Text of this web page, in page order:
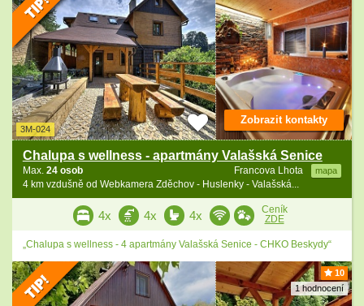
3M-024
Chalupa s wellness - apartmány Valašská Senice
Francova Lhota mapa
Max. 24 osob
4 km vzdušně od Webkamera Zděchov - Huslenky - Valašská...
Zobrazit kontakty
4x 4x 4x
Ceník
ZDE
„Chalupa s wellness - 4 apartmány Valašská Senice - CHKO Beskydy“
10
1 hodnocení